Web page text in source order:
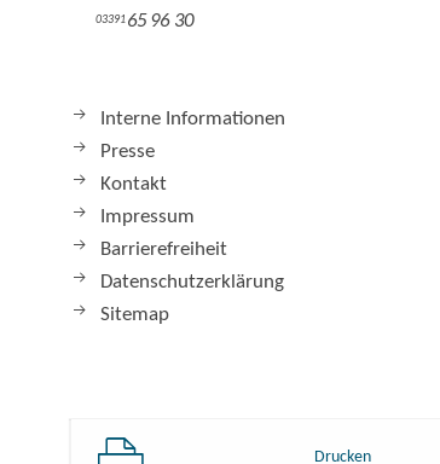
0339165 96 30
Interne Informationen
Presse
Kontakt
Impressum
Barrierefreiheit
Datenschutzerklärung
Sitemap
Drucken